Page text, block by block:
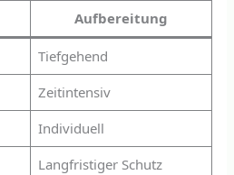
Aufbereitung
Tiefgehend
Zeitintensiv
Individuell
Langfristiger Schutz